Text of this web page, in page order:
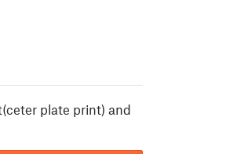
plate print) and